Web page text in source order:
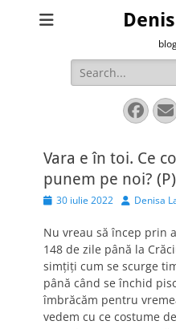
Search
for:
Vara e în toi. Ce
punem pe noi? (P)
Posted30 iulie 2022 AuthorDenisa
Nu vreau să încep prin
148 de zile până la
simțiți cum se scurge
până când se închid
îmbrăcăm pentru
vedem cu ce costume